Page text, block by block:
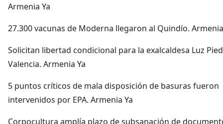
Armenia Ya
27.300 vacunas de Moderna llegaron al Quindío.
Solicitan libertad condicional para la exalcaldesa Luz
Valencia. Armenia Ya
5 puntos críticos de mala disposición de basuras fueron
intervenidos por EPA. Armenia Ya
Corpocultura amplía plazo de subsanación de